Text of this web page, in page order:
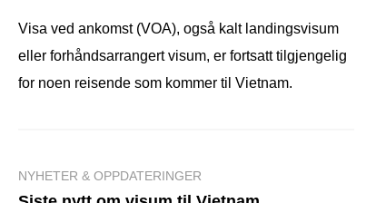
Visa ved ankomst (VOA), også kalt landingsvisum
eller forhåndsarrangert visum, er fortsatt tilgjengelig
for noen reisende som kommer til Vietnam.
NYHETER & OPPDATERINGER